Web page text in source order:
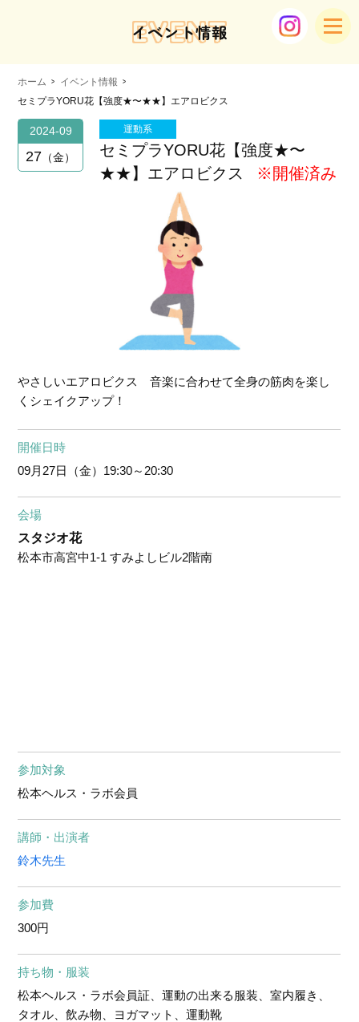
EVENT
イベント情報
ホーム
イベント情報
セミプラYORU花【強度★〜★★】エアロビクス
2024-09
27 金
運動系
セミプラYORU花【強度★〜
★★】エアロビクス
※開催済み
やさしいエアロビクス 音楽に合わせて全身の筋肉を楽し
くシェイクアップ！
開催日時
09月27日（金） 19:30～20:30
会場
スタジオ花
松本市高宮中1-1 すみよしビル2階南
参加対象
松本ヘルス・ラボ会員
講師・出演者
鈴木先生
参加費
300円
持ち物・服装
松本ヘルス・ラボ会員証、運動の出来る服装、室内履き、
タオル、飲み物、ヨガマット、運動靴